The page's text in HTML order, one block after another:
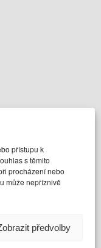
přístupu k
s těmito
procházení nebo
může nepříznivě
předvolby